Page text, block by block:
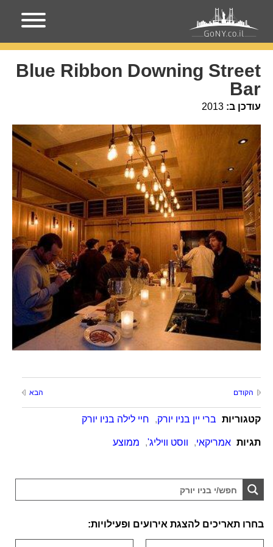
עמוד הבית מקומות בניו-יורק
Bar
Blue Ribbon Downing Street
Bar
עודכן ב: 2013
הקודם הבא
קטגוריות ברי יין בניו יורק, חיי לילה בניו יורק
תגיות אמריקאי, ווסט וויליג', ממוצע
בחרו תאריכים להצגת אירועים ופעילויות: